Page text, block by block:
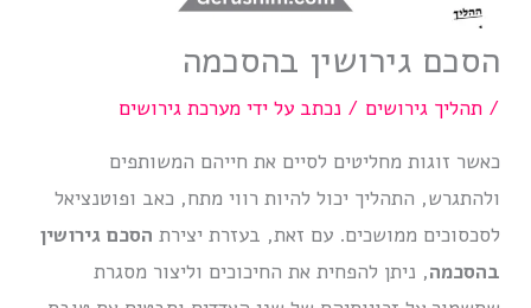
הסכם גירושין בהסכמה
/תהליך גירושים / נכתב על ידימערכת גירושים
כאשר זוגות מחליטים לסיים את חייהם המשותפים
ולהתגרש, התהליך יכול להיות רווי מתח, כאב ופוטנציאל
לסכסוכים ממושכים. עם זאת, בעזרת יצירת הסכם גירושין
בהסכמה, ניתן להפחית את החיכוכים וליצור מסגרת